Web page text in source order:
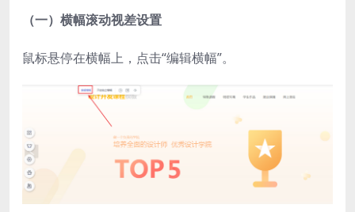
（一）横幅滚动视差设置
鼠标悬停在横幅上，点击“编辑横幅”。